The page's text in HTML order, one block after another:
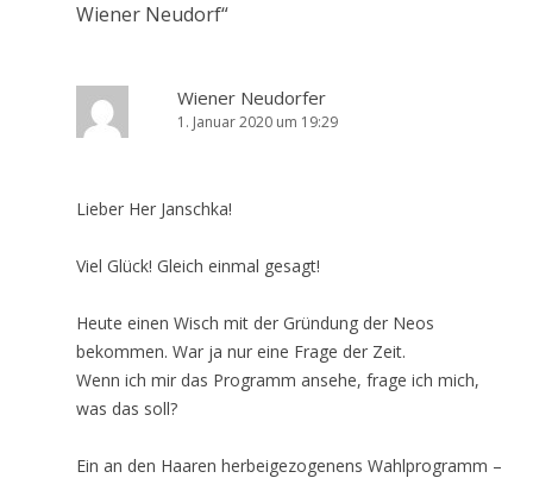
Wiener Neudorf“
Wiener Neudorfer
1. Januar 2020 um 19:29
Lieber Her Janschka!
Viel Glück! Gleich einmal gesagt!
Heute einen Wisch mit der Gründung der Neos
bekommen. War ja nur eine Frage der Zeit.
Wenn ich mir das Programm ansehe, frage ich mich,
was das soll?
Ein an den Haaren herbeigezogenens Wahlprogramm –